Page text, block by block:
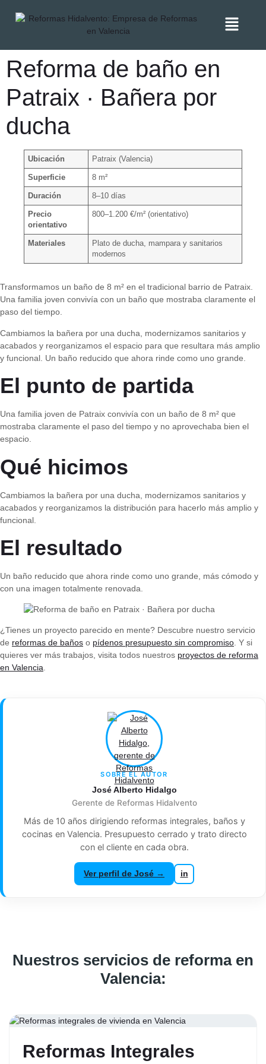
Reforma de baño en
Patraix · Bañera por
ducha
Ubicación Patraix (Valencia)
Superficie 8 m²
Duración 8–10 días
Precio
orientativo
800–1.200 €/m² (orientativo)
Materiales
Plato de ducha, mampara y sanitarios
modernos
Transformamos un baño de 8 m² en el tradicional barrio de Patraix.
Una familia joven convivía con un baño que mostraba claramente el
paso del tiempo.
Cambiamos la bañera por una ducha, modernizamos sanitarios y
acabados y reorganizamos el espacio para que resultara más amplio
y funcional. Un baño reducido que ahora rinde como uno grande.
El punto de partida
Una familia joven de Patraix convivía con un baño de 8 m² que
mostraba claramente el paso del tiempo y no aprovechaba bien el
espacio.
Qué hicimos
Cambiamos la bañera por una ducha, modernizamos sanitarios y
acabados y reorganizamos la distribución para hacerlo más amplio y
funcional.
El resultado
Un baño reducido que ahora rinde como uno grande, más cómodo y
con una imagen totalmente renovada.
¿Tienes un proyecto parecido en mente? Descubre nuestro servicio
de reformas de baños o pídenos presupuesto sin compromiso. Y si
quieres ver más trabajos, visita todos nuestros proyectos de reforma
en Valencia.
SOBRE EL AUTOR
José Alberto Hidalgo
Gerente de Reformas Hidalvento
Más de 10 años dirigiendo reformas integrales, baños y
cocinas en Valencia. Presupuesto cerrado y trato directo
con el cliente en cada obra.
Ver perfil de José → in
Nuestros servicios de reforma en
Valencia:
Reformas Integrales